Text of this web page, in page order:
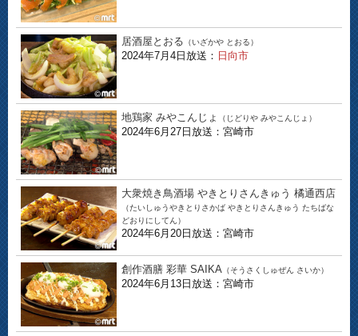
居酒屋とおる （いざかや とおる）
2024年7月4日放送： 日向市
地鶏家 みやこんじょ （じどりや みやこんじょ）
2024年6月27日放送：宮崎市
大衆焼き鳥酒場 やきとりさんきゅう 橘通西店
（たいしゅうやきとりさかば やきとりさんきゅう たちばな
どおりにしてん）
2024年6月20日放送：宮崎市
創作酒膳 彩華 SAIKA （そうさくしゅぜん さいか）
2024年6月13日放送：宮崎市